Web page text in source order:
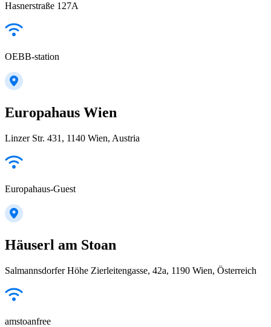
Hasnerstraße 127A
OEBB-station
Europahaus Wien
Linzer Str. 431, 1140 Wien, Austria
Europahaus-Guest
Häuserl am Stoan
Salmannsdorfer Höhe Zierleitengasse, 42a, 1190 Wien, Österreich
amstoanfree